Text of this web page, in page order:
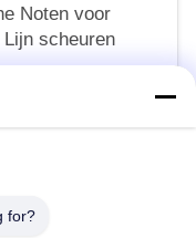
Noten voor
scheuren
for?